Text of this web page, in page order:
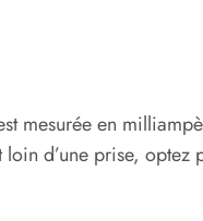
mesurée en
d’une prise,